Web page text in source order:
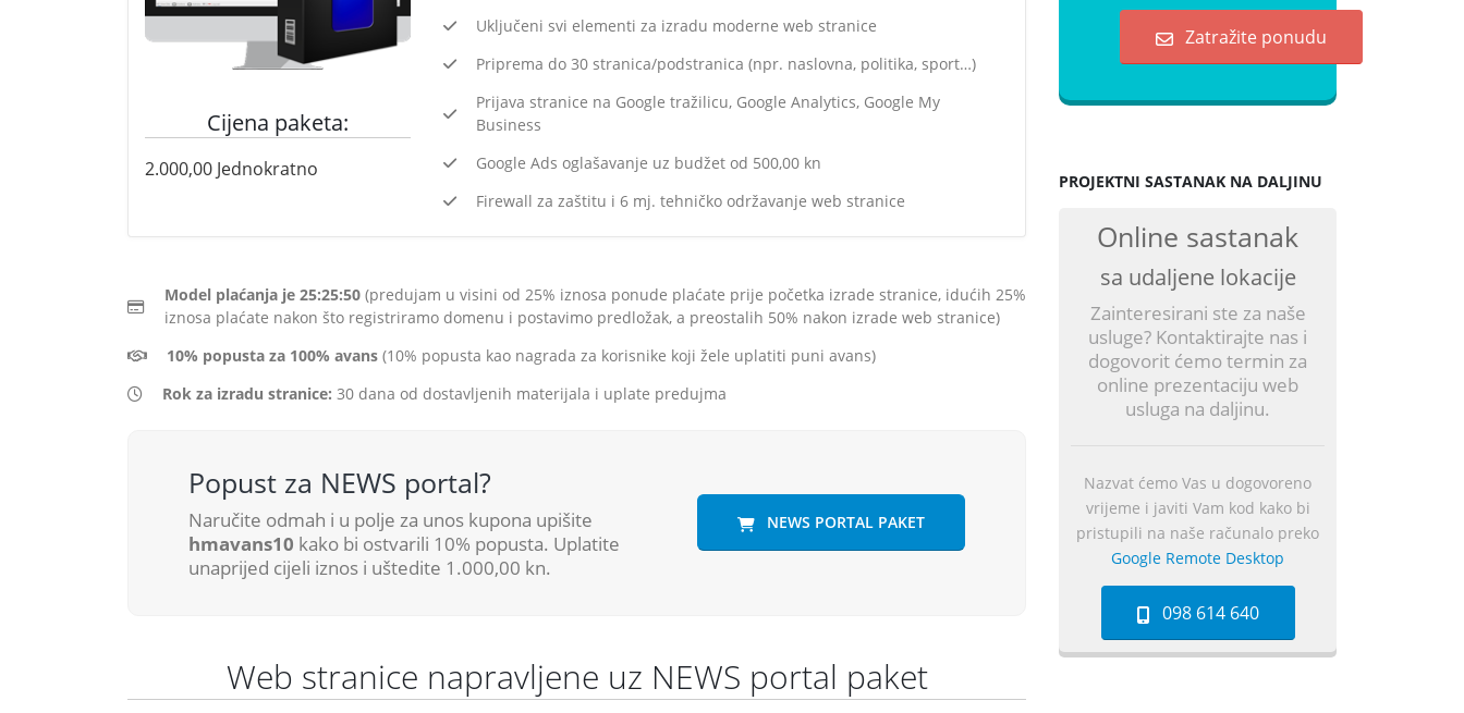
Cijena paketa:
2.000,00 Jednokratno
Uključeni svi elementi za izradu moderne web stranice
Priprema do 30 stranica/podstranica (npr. naslovna, politika, sport…)
Prijava stranice na Google tražilicu, Google Analytics, Google My
Business
Google Ads oglašavanje uz budžet od 500,00 kn
Firewall za zaštitu i 6 mj. tehničko održavanje web stranice
Model plaćanja je 25:25:50 (predujam u visini od 25% iznosa ponude plaćate prije početka izrade stranice, idućih 25%
iznosa plaćate nakon što registriramo domenu i postavimo predložak, a preostalih 50% nakon izrade web stranice)
10% popusta za 100% avans (10% popusta kao nagrada za korisnike koji žele uplatiti puni avans)
Rok za izradu stranice: 30 dana od dostavljenih materijala i uplate predujma
Popust za NEWS portal?
Naručite odmah i u polje za unos kupona upišite
hmavans10 kako bi ostvarili 10% popusta. Uplatite
unaprijed cijeli iznos i uštedite 1.000,00 kn.
NEWS PORTAL PAKET
Web stranice napravljene uz NEWS portal paket
Zatražite ponudu
PROJEKTNI SASTANAK NA DALJINU
Online sastanak
sa udaljene lokacije
Zainteresirani ste za naše
usluge? Kontaktirajte nas i
dogovorit ćemo termin za
online prezentaciju web
usluga na daljinu.
Nazvat ćemo Vas u dogovoreno
vrijeme i javiti Vam kod kako bi
pristupili na naše računalo preko
Google Remote Desktop
098 614 640